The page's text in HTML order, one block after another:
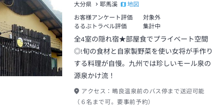
大分県 耶馬溪
地図
お客様アンケート評価
対象外
るるぶトラベル評価
集計中
全4室の隠れ宿★部屋食でプライベート空間
◎!旬の食材と自家製野菜を使い女将が手作り
する料理が自慢。九州では珍しいモール泉の
源泉かけ流！
アクセス： 鴫良温泉前のバス停まで送迎可能
（６名まで可。要事前予約）